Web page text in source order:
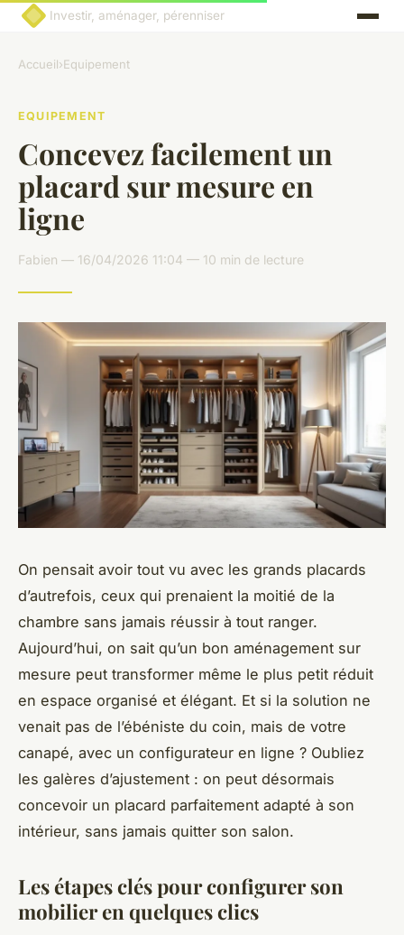
Investir, aménager, pérenniser
Accueil›Equipement
EQUIPEMENT
Concevez facilement un
placard sur mesure en
ligne
Fabien — 16/04/2026 11:04 — 10 min de lecture
On pensait avoir tout vu avec les grands placards
d’autrefois, ceux qui prenaient la moitié de la
chambre sans jamais réussir à tout ranger.
Aujourd’hui, on sait qu’un bon aménagement sur
mesure peut transformer même le plus petit réduit
en espace organisé et élégant. Et si la solution ne
venait pas de l’ébéniste du coin, mais de votre
canapé, avec un configurateur en ligne ? Oubliez
les galères d’ajustement : on peut désormais
concevoir un placard parfaitement adapté à son
intérieur, sans jamais quitter son salon.
Les étapes clés pour configurer son
mobilier en quelques clics